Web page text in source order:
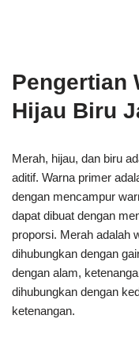
Pengertian
Hijau Biru
Merah, hijau, dan biru
aditif. Warna primer
dengan mencampur
dapat dibuat dengan
proporsi. Merah adalah
dihubungkan dengan
dengan alam,
dihubungkan dengan
ketenangan.